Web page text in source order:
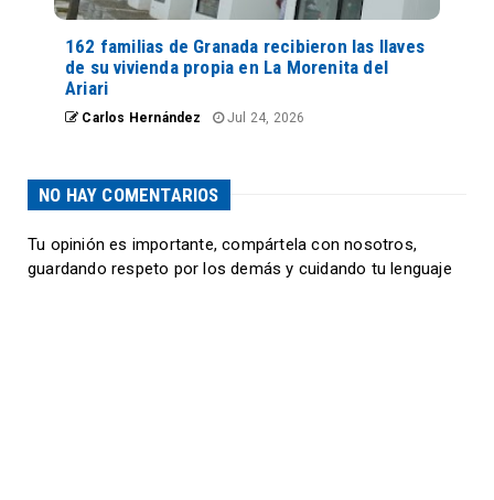
162 familias de Granada recibieron las llaves
de su vivienda propia en La Morenita del
Ariari
Carlos Hernández Jul 24, 2026
NO HAY COMENTARIOS
Tu opinión es importante, compártela con nosotros,
guardando respeto por los demás y cuidando tu lenguaje